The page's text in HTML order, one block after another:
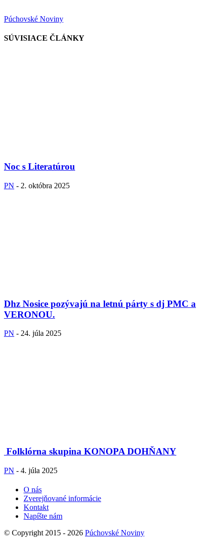
Púchovské Noviny
SÚVISIACE ČLÁNKY
Noc s Literatúrou
PN - 2. októbra 2025
Dhz Nosice pozývajú na letnú párty s dj PMC a
VERONOU.
PN - 24. júla 2025
Folklórna skupina KONOPA DOHŇANY
PN - 4. júla 2025
O nás
Zverejňované informácie
Kontakt
Napíšte nám
© Copyright 2015 - 2026 Púchovské Noviny